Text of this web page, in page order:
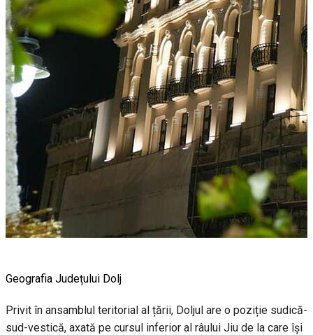
Geografia Județului Dolj
Privit în ansamblul teritorial al țării, Doljul are o poziție sudică-
sud-vestică, axată pe cursul inferior al râului Jiu de la care își